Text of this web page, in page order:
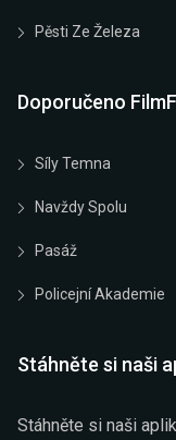
Pěsti Ze Železa
Doporučeno
Síly Temna
Navždy Spolu
Pasáž
Policejní Akademie
Stáhněte si naši
Stáhněte si naši